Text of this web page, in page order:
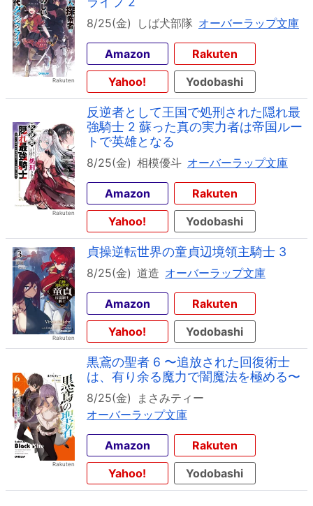
8/25(金) しば犬部隊 オーバーラップ文庫
Amazon
Rakuten
Yahoo!
Yodobashi
反逆者として王国で処刑された隠れ最
強騎士 2 蘇った真の実力者は帝国ルー
トで英雄となる
8/25(金) 相模優斗 オーバーラップ文庫
Amazon
Rakuten
Yahoo!
Yodobashi
貞操逆転世界の童貞辺境領主騎士 3
8/25(金) 道造 オーバーラップ文庫
Amazon
Rakuten
Yahoo!
Yodobashi
黒鳶の聖者 6 〜追放された回復術士
は、有り余る魔力で闇魔法を極める〜
8/25(金)
まさみティー
オーバーラップ文庫
Amazon
Rakuten
Yahoo!
Yodobashi